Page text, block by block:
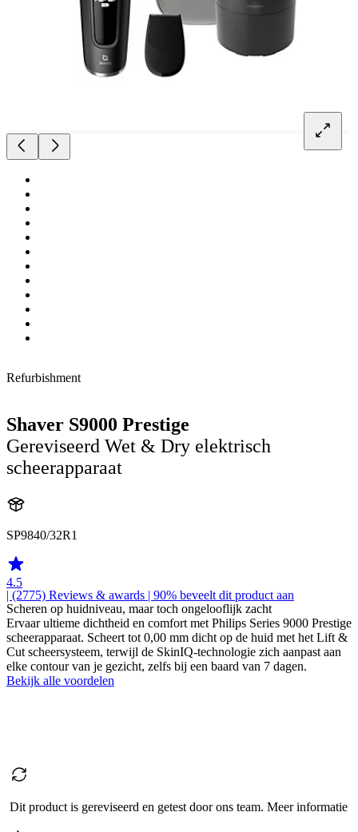
Refurbishment
Shaver S9000 Prestige
Gereviseerd Wet & Dry elektrisch
scheerapparaat
SP9840/32R1
4.5
| (2775) Reviews & awards | 90% beveelt dit product aan
Scheren op huidniveau, maar toch ongelooflijk zacht
Ervaar ultieme dichtheid en comfort met Philips Series 9000 Prestige
scheerapparaat. Scheert tot 0,00 mm dicht op de huid met het Lift &
Cut scheersysteem, terwijl de SkinIQ-technologie zich aanpast aan
elke contour van je gezicht, zelfs bij een baard van 7 dagen.
Bekijk alle voordelen
Dit product is gereviseerd en getest door ons team. Meer informatie